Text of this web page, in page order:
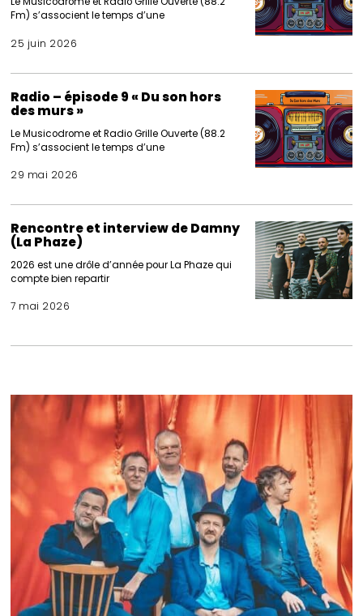
Fm) s’associent le temps d’une
25 juin 2026
Radio – épisode 9 « Du son hors
des murs »
Le Musicodrome et Radio Grille Ouverte (88.2
Fm) s’associent le temps d’une
29 mai 2026
Rencontre et interview de Damny
(La Phaze)
2026 est une drôle d’année pour La Phaze qui
compte bien repartir
7 mai 2026